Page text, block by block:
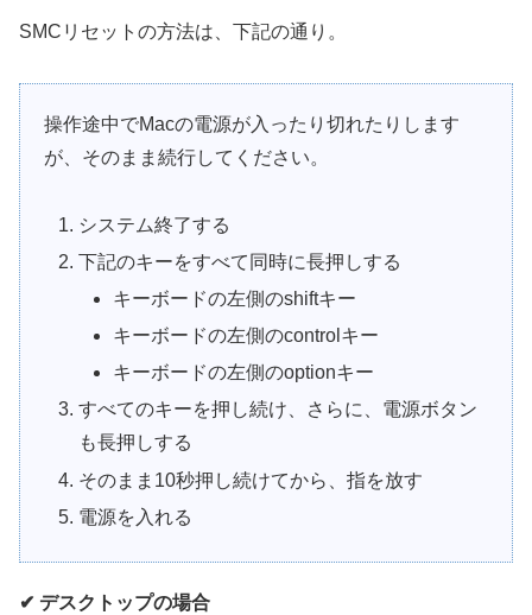
SMCリセットの方法は、下記の通り。
操作途中でMacの電源が入ったり切れたりします
が、そのまま続行してください。
システム終了する
下記のキーをすべて同時に長押しする
キーボードの左側のshiftキー
キーボードの左側のcontrolキー
キーボードの左側のoptionキー
すべてのキーを押し続け、さらに、電源ボタン
も長押しする
そのまま10秒押し続けてから、指を放す
電源を入れる
✔ デスクトップの場合